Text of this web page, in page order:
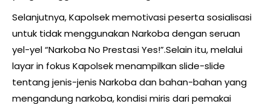
Selanjutnya, Kapolsek memotivasi peserta sosialisasi
untuk tidak menggunakan Narkoba dengan seruan
yel-yel “Narkoba No Prestasi Yes!”.Selain itu, melalui
layar in fokus Kapolsek menampilkan slide-slide
tentang jenis-jenis Narkoba dan bahan-bahan yang
mengandung narkoba, kondisi miris dari pemakai